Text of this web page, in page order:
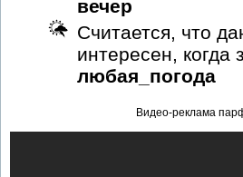
вечер
Считается, что
интересен, когда
любая_погода
Видео-реклама